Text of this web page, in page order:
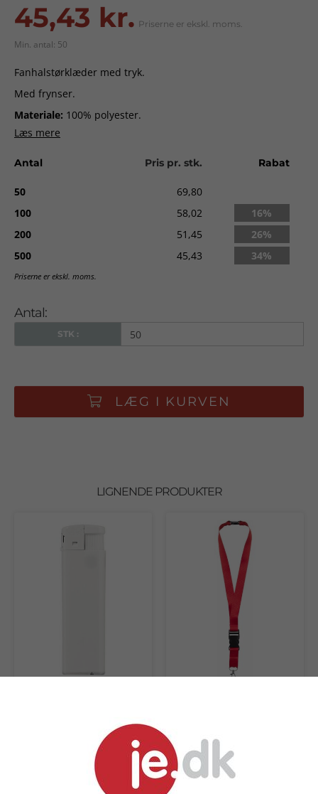
45,43 kr. Priserne er ekskl. moms.
Min. antal: 50
Fanhalstørklæder med tryk.
Med frynser.
Materiale: 100% polyester.
Størrelse:
Priserne er inkl. tryk i 5 farver. Ved flere farver - udregnes
Levering:
ca. 3-4 uger fra godkendt ordre.
Læs mere
Antal Pris pr. stk. Rabat
50
69,80
100
58,02
16%
200
51,45
26%
500
45,43 34%
Priserne er ekskl. moms.
Antal:
STK :
LÆG I KURVEN
LIGNENDE PRODUKTER